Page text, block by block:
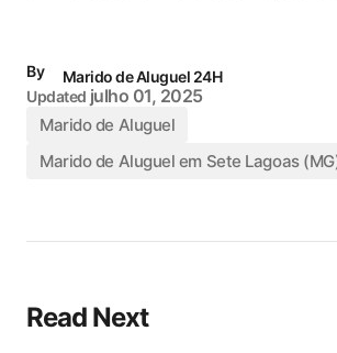
By
Marido de Aluguel 24H
Updated julho 01, 2025
Marido de Aluguel
Marido de Aluguel em Sete Lagoas
Read Next